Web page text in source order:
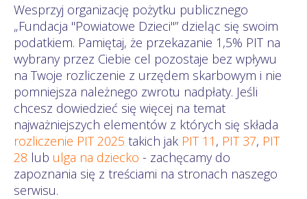
Wesprzyj organizację pożytku publicznego
„Fundacja "Powiatowe Dzieci"” dzieląc się swoim
podatkiem. Pamiętaj, że przekazanie 1,5% PIT na
wybrany przez Ciebie cel pozostaje bez wpływu
na Twoje rozliczenie z urzędem skarbowym i nie
pomniejsza należnego zwrotu nadpłaty. Jeśli
chcesz dowiedzieć się więcej na temat
najważniejszych elementów z których się składa
rozliczenie PIT 2025 takich jak PIT 11 , PIT 37, PIT
28 lub ulga na dziecko - zachęcamy do
zapoznania się z treściami na stronach naszego
serwisu.